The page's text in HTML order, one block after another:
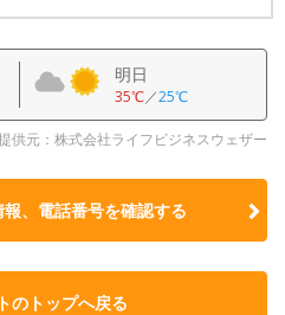
明日
35℃／25℃
供元：株式会社ライフビジネスウェザー
、電話番号を確認する
のトップへ戻る